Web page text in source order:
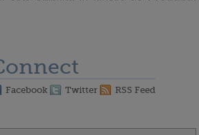
Facebook Twitter RSS Feed